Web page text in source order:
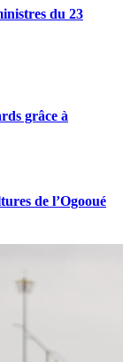
du 23
grâce à
de l’Ogooué